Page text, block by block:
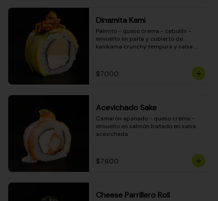
Dinamita Kami
Palmito - queso crema - cebollín -
envuelto en palta y cubierto de
kanikama crunchy tempura y salsa
$7.000
Acevichado Sake
Camarón apanado - queso crema -
envuelto en salmón bañado en salsa
acevichada
$7.600
Cheese Parrillero Roll